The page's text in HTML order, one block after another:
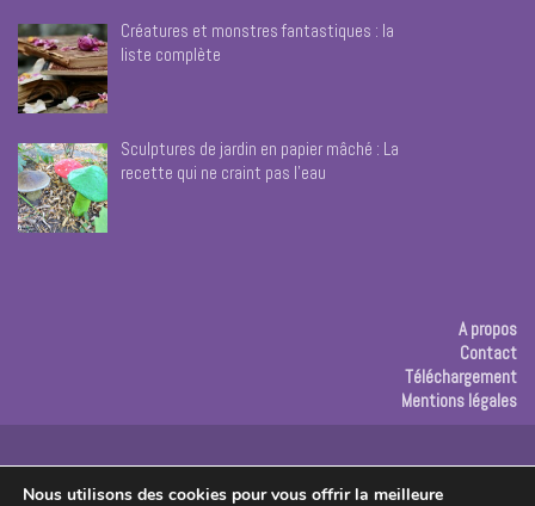
Créatures et monstres fantastiques : la
liste complète
Sculptures de jardin en papier mâché : La
recette qui ne craint pas l’eau
A propos
Contact
Téléchargement
Mentions légales
Nous utilisons des cookies pour vous offrir la meilleure